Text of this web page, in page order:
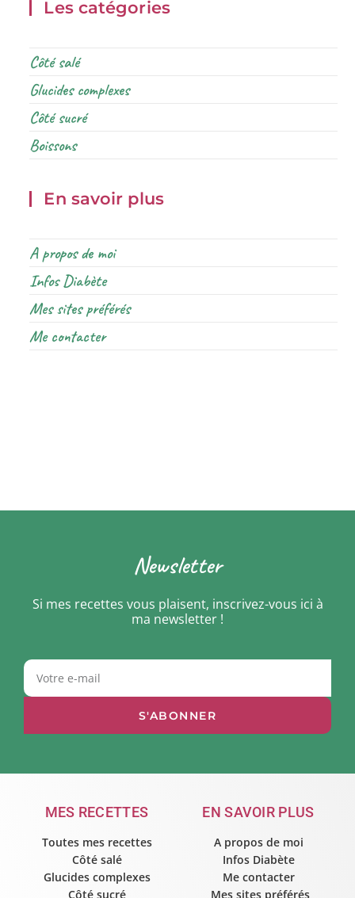
Les catégories
Côté salé
Glucides complexes
Côté sucré
Boissons
En savoir plus
A propos de moi
Infos Diabète
Mes sites préférés
Me contacter
Newsletter
Si mes recettes vous plaisent, inscrivez-vous ici à
ma newsletter !
S'ABONNER
MES RECETTES
Toutes mes recettes
Côté salé
Glucides complexes
Côté sucré
EN SAVOIR PLUS
A propos de moi
Infos Diabète
Me contacter
Mes sites préférés